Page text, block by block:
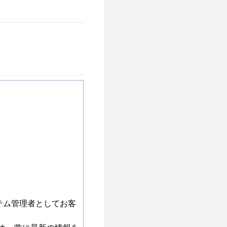
管理者としてお客